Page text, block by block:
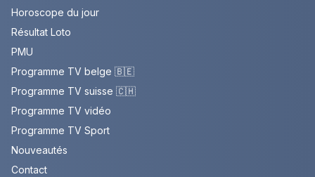
Horoscope du jour
Résultat Loto
PMU
Programme TV belge 🇧🇪
Programme TV suisse 🇨🇭
Programme TV vidéo
Programme TV Sport
Nouveautés
Contact